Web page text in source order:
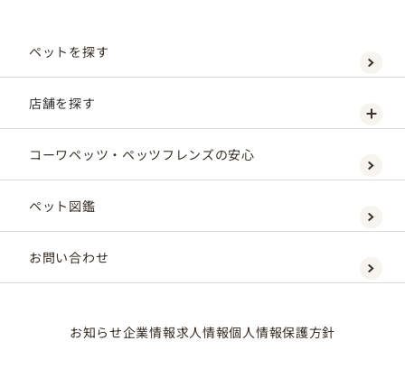
ペットを探す
店舗を探す
コーワペッツ・ペッツフレンズの安心
ペット図鑑
お問い合わせ
お知らせ企業情報求人情報個人情報保護方針